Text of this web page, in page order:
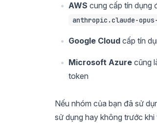
AWS cung cấp tín dụng
anthropic.claude-
Google Cloud cấp tín
Microsoft Azure cũng
token
Nếu nhóm của bạn đã sử
sử dụng hay không trước